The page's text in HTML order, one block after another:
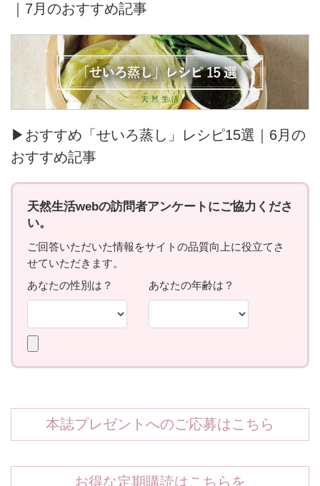
｜7月のおすすめ記事
▶おすすめ「せいろ蒸し」レシピ15選｜6月の
おすすめ記事
本誌プレゼントへのご応募はこちら
お得な定期購読はこちらを